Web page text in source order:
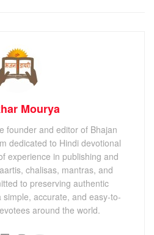
Mourya
founder and editor of Bhajan
dedicated to Hindi devotional
experience in publishing and
chalisas, mantras, and
to preserving authentic
accurate, and easy-to-
around the world.